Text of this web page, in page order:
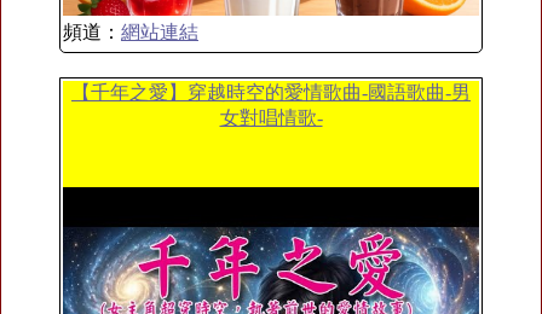
頻道： 網站連結
【千年之愛】穿越時空的愛情歌曲-國語歌曲-男
女對唱情歌-